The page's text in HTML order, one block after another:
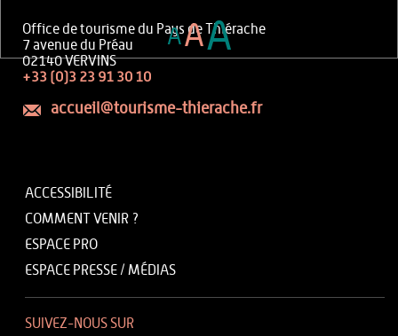
Office de tourisme du Pays de Thiérache
7 avenue du Préau
02140 VERVINS
+33 (0)3 23 91 30 10
accueil@tourisme-thierache.fr
ACCESSIBILITÉ
COMMENT VENIR ?
ESPACE PRO
ESPACE PRESSE / MÉDIAS
SUIVEZ-NOUS SUR
AAA